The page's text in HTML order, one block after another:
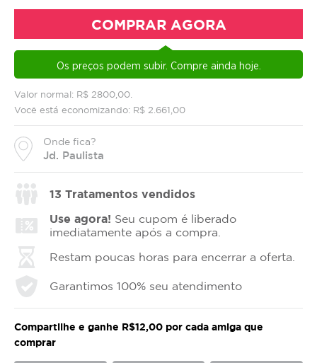
Valor normal: R$ 2800,00.
Você está economizando: R$ 2.661,00
Onde fica?
Jd. Paulista
COMPRAR AGORA
Os preços podem subir. Compre ainda hoje.
13 Tratamentos vendidos
Use agora! Seu cupom é liberado
imediatamente após a compra.
Restam poucas horas para encerrar a oferta.
Garantimos 100% seu atendimento
Compartilhe e ganhe R$12,00 por cada amiga que
comprar